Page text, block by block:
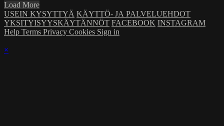
Load More
USEIN KYSYTTYÄ KÄYTTÖ- JA PALVELUEHDOT
YKSITYISYYSKÄYTÄNNÖT FACEBOOK INSTAGRAM
Help Terms Privacy Cookies Sign in
×